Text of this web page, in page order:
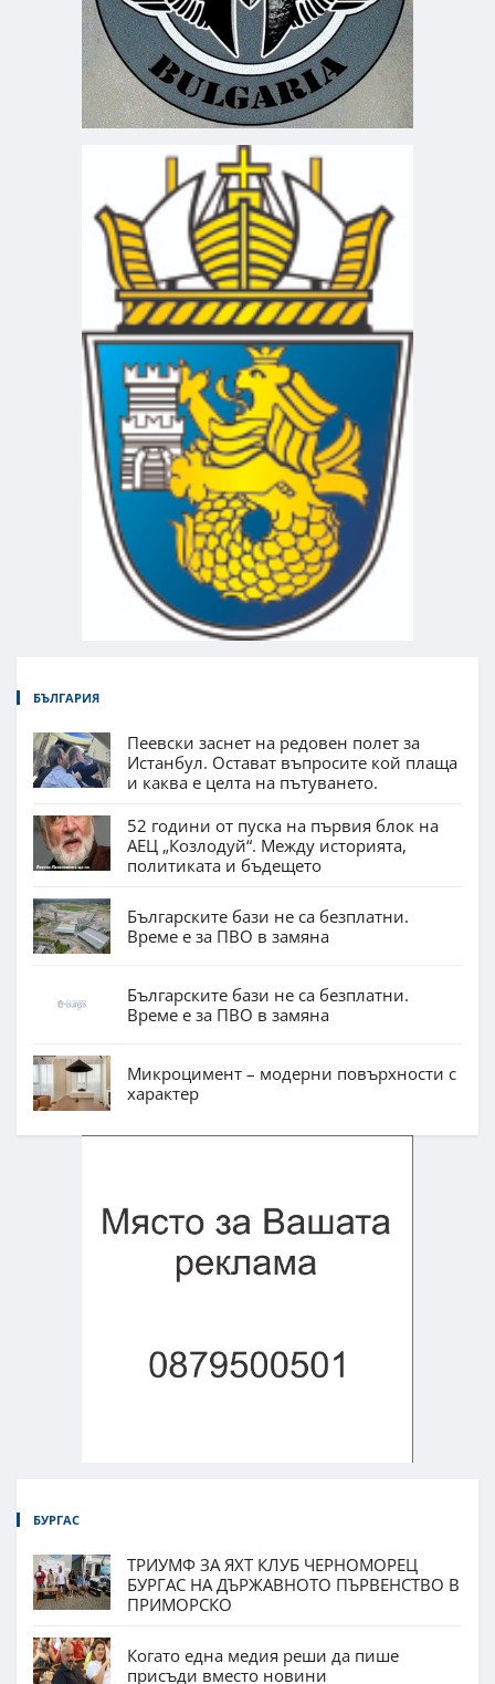
БЪЛГАРИЯ
Пеевски заснет на редовен полет за
Истанбул. Остават въпросите кой плаща
и каква е целта на пътуването.
52 години от пуска на първия блок на
АЕЦ „Козлодуй“. Между историята,
политиката и бъдещето
Българските бази не са безплатни.
Време е за ПВО в замяна
Българските бази не са безплатни.
Време е за ПВО в замяна
Микроцимент – модерни повърхности с
характер
БУРГАС
ТРИУМФ ЗА ЯХТ КЛУБ ЧЕРНОМОРЕЦ
БУРГАС НА ДЪРЖАВНОТО ПЪРВЕНСТВО В
ПРИМОРСКО
Когато една медия реши да пише
присъди вместо новини